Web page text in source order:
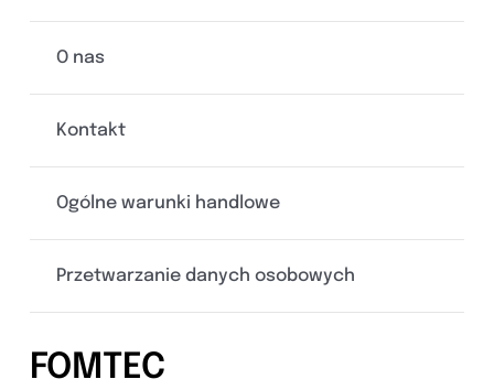
O nas
Kontakt
Ogólne warunki handlowe
Przetwarzanie danych osobowych
FOMTEC